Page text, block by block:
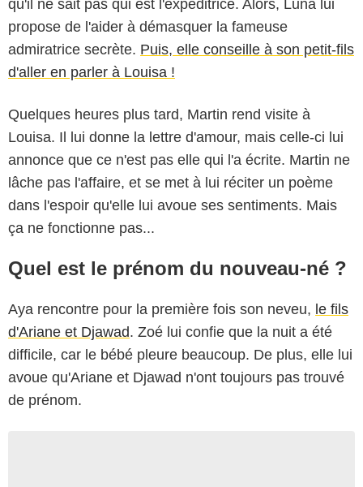
qu'il ne sait pas qui est l'expéditrice. Alors, Luna lui
propose de l'aider à démasquer la fameuse
admiratrice secrète. Puis, elle conseille à son petit-fils
d'aller en parler à Louisa !
Quelques heures plus tard, Martin rend visite à
Louisa. Il lui donne la lettre d'amour, mais celle-ci lui
annonce que ce n'est pas elle qui l'a écrite. Martin ne
lâche pas l'affaire, et se met à lui réciter un poème
dans l'espoir qu'elle lui avoue ses sentiments. Mais
ça ne fonctionne pas...
Quel est le prénom du nouveau-né ?
Aya rencontre pour la première fois son neveu, le fils
d'Ariane et Djawad. Zoé lui confie que la nuit a été
difficile, car le bébé pleure beaucoup. De plus, elle lui
avoue qu'Ariane et Djawad n'ont toujours pas trouvé
de prénom.